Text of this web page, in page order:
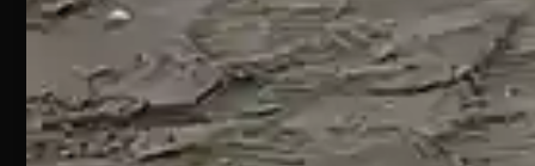
S.S. 16 KM
432
64028
Silvi
Marina
(TE)